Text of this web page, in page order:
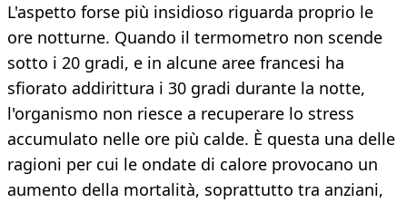
L'aspetto forse più insidioso riguarda proprio le
ore notturne. Quando il termometro non scende
sotto i 20 gradi, e in alcune aree francesi ha
sfiorato addirittura i 30 gradi durante la notte,
l'organismo non riesce a recuperare lo stress
accumulato nelle ore più calde. È questa una delle
ragioni per cui le ondate di calore provocano un
aumento della mortalità, soprattutto tra anziani,